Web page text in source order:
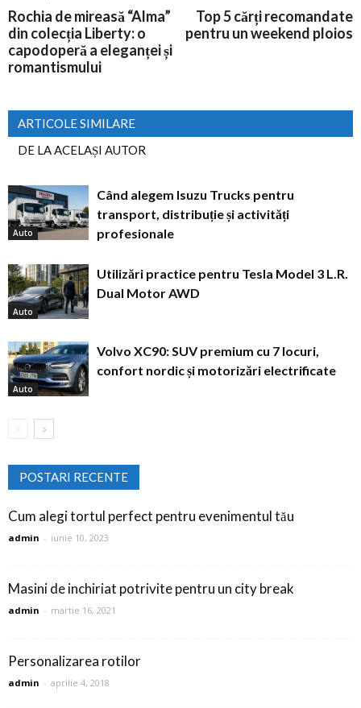
Rochia de mireasă “Alma”
din colecția Liberty: o
capodoperă a eleganței și
romantismului
Top 5 cărți recomandate
pentru un weekend ploios
ARTICOLE SIMILARE
DE LA ACELAȘI AUTOR
Auto
Când alegem Isuzu Trucks pentru
transport, distribuție și activități
profesionale
Auto
Utilizări practice pentru Tesla Model 3 L.R.
Dual Motor AWD
Auto
Volvo XC90: SUV premium cu 7 locuri,
confort nordic și motorizări electrificate
POSTARI RECENTE
Cum alegi tortul perfect pentru evenimentul tău
admin - iunie 10, 2023
Masini de inchiriat potrivite pentru un city break
admin - martie 16, 2021
Personalizarea rotilor
admin - aprilie 4, 2018